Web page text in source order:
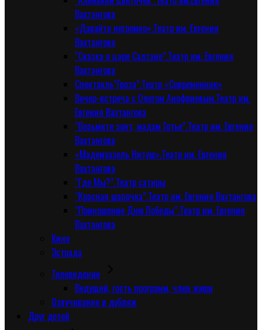
Вахтангова
«Давайте негромко».Театр им. Евгения
Вахтангова
“Сказка о царе Салтане”.Театр им. Евгения
Вахтангова
Спектакль”Гроза”.Театр «Современник»
Вечер-встреча с Олегом Анофриевым.Театр им.
Евгения Вахтангова
“Возьмите зонт, мадам Готье”.Театр им. Евгения
Вахтангова
«Мадемуазель Нитуш».Театр им. Евгения
Вахтангова
“Где Мы?”.Театр сатиры
“Красная шапочка”.Театр им. Евгения Вахтангова
“Приношение Дню Победы”.Театр им. Евгения
Вахтангова
Кино
Эстрада
Телевидение
Ведущий, гость программ, член жюри
Озвучивание и дубляж
Друг детей